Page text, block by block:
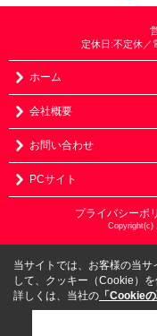
定休日:不定休／
ホーム
会社概要
お問い合わせ
PCサイト
プライバシーポ
Copyright(c)
当サイトでは、お客様の当
して、クッキー（Cookie）を
詳しくは、当社の 「Cookie